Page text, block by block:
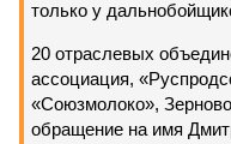
только у
20 отраслевых
ассоциация,
«Союзмолоко»,
обращение на имя